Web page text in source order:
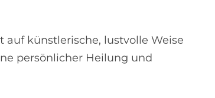
künstlerische, lustvolle Weise
persönlicher Heilung und